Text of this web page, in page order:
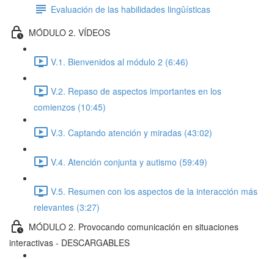
Evaluación de las habilidades lingûísticas
MÓDULO 2. VÍDEOS
V.1. Bienvenidos al módulo 2 (6:46)
V.2. Repaso de aspectos importantes en los
comienzos (10:45)
V.3. Captando atención y miradas (43:02)
V.4. Atención conjunta y autismo (59:49)
V.5. Resumen con los aspectos de la interacción más
relevantes (3:27)
MÓDULO 2. Provocando comunicación en situaciones
interactivas - DESCARGABLES